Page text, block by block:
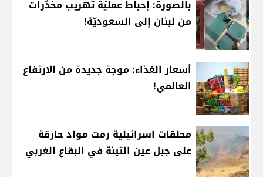
بالصورة: إحباط عمليّة تهريب مخدّرات
من لبنان إلى السعوديّة!
أسعار الغذاء: موجة جديدة من الارتفاع
العالمي!
محلقات اسرائيلية رمت مواد حارقة
على جبل عين التينة في البقاع الغربي